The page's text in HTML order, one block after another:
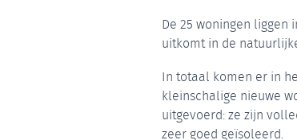
De 25 woningen liggen
uitkomt in de
In totaal komen er in
kleinschalige nieuwe
uitgevoerd: ze zijn
zeer goed geïsoleerd.